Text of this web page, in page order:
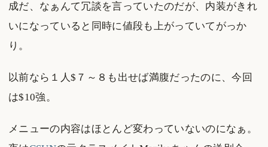
成だ、なぁんて冗談を言っていたのだが、内装がきれ
いになっていると同時に値段も上がっていてがっか
り。
以前なら１人$７～８も出せば満腹だったのに、今回
は$10強。
メニューの内容はほとんど変わっていないのになぁ。